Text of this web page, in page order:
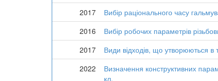
2017
Вибір раціонального часу
2016
Вибір робочих параметрів
2017
Види відходів, що утворюються в
2022
Визначення конструктивних
кл.